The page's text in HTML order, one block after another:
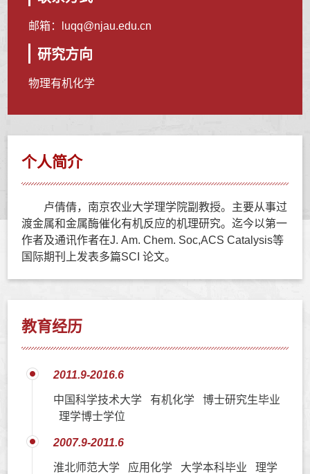
邮箱： luqq@njau.edu.cn
研究方向
物理有机化学
个人简介
卢倩倩，南京农业大学理学院副教授。主要从事过
渡金属和金属酶催化有机反应的机理研究。迄今以第一
作者及通讯作者在J. Am. Chem. Soc,ACS Catalysis等
国际期刊上发表多篇SCI 论文。
教育经历
2011.9-2016.6
中国科学技术大学 有机化学 博士研究生毕业
理学博士学位
2007.9-2011.6
淮北师范大学 应用化学 大学本科毕业 理学